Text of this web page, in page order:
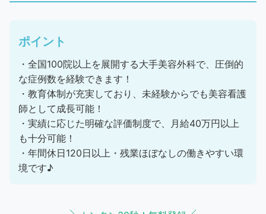
ポイント
・全国100院以上を展開する大手美容外科で、圧倒的
な症例数を経験できます！
・教育体制が充実しており、未経験からでも美容看護
師として成長可能！
・実績に応じた明確な評価制度で、月給40万円以上
も十分可能！
・年間休日120日以上・残業ほぼなしの働きやすい環
境です♪